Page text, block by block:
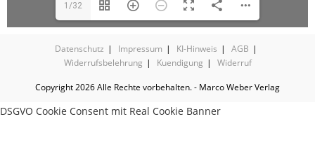
1/32
Datenschutz Impressum KI-Hinweis
AGB
Widerrufsbelehrung
Kuendigung Widerruf
Copyright 2026 Alle Rechte vorbehalten. - Marco Weber Verlag
DSGVO Cookie Consent mit Real Cookie Banner